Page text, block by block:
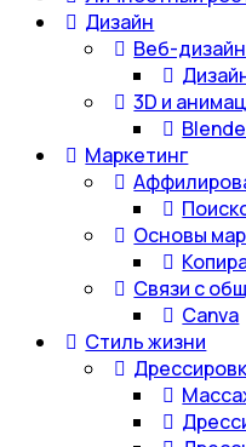
Дизайн
Веб-дизайн
3D и
Маркетинг
Основы
Связи с
Canva
Стиль жизни